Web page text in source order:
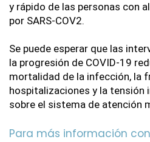
y rápido de las personas con
por SARS-COV2.
Se puede esperar que las
la progresión de COVID-19
mortalidad de la infección, la
hospitalizaciones y la tensión
sobre el sistema de atención
Para más información